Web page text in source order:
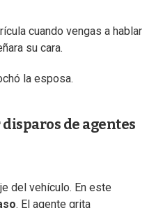
cuando vengas a hablar
su cara.
la esposa.
de agentes
del vehículo. En este
. El agente grita